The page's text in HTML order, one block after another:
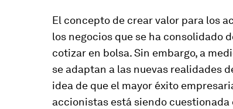
El concepto de crear valor para los
los negocios que se ha consolidado
cotizar en bolsa. Sin embargo, a
se adaptan a las nuevas realidades
idea de que el mayor éxito
accionistas está siendo